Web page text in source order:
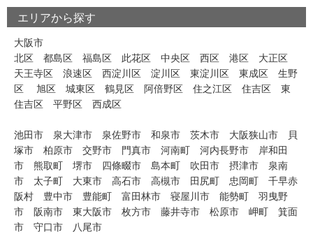
エリアから探す
大阪市
北区
都島区 福島区 此花区 中央区 西区 港区
大正区
天王寺区
浪速区 西淀川区 淀川区 東淀川区 東成区
生野
区
旭区 城東区 鶴見区 阿倍野区 住之江区 住吉区
東
住吉区
平野区 西成区
池田市 泉大津市 泉佐野市 和泉市 茨木市 大阪狭山市
貝
塚市
柏原市 交野市 門真市 河南町 河内長野市
岸和田
市
熊取町 堺市 四條畷市 島本町 吹田市 摂津市
泉南
市
太子町 大東市 高石市 高槻市 田尻町 忠岡町
千早赤
阪村
豊中市 豊能町 富田林市 寝屋川市 能勢町
羽曳野
市
阪南市 東大阪市 枚方市 藤井寺市 松原市 岬町
箕面
市
守口市 八尾市